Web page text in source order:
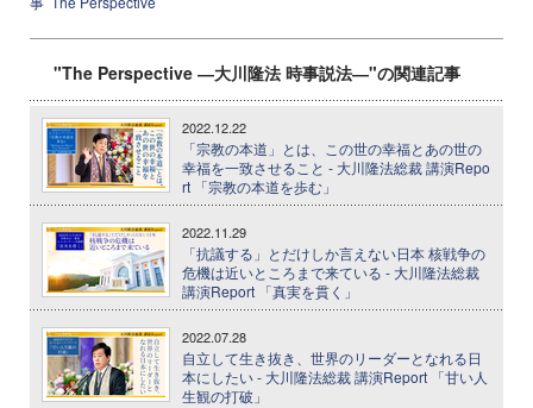
"The Perspective ―大川隆法 時事説法―"の関連記事
2022.12.22
「宗教の本道」とは、この世の幸福とあの世の
幸福を一致させること - 大川隆法総裁 講演Repo
rt 「宗教の本道を歩む」
2022.11.29
「抗議する」とだけしか言えない日本 核戦争の
危機は近いところまで来ている - 大川隆法総裁
講演Report 「真実を貫く」
2022.07.28
自立して生き抜き、世界のリーダーとなれる日
本にしたい - 大川隆法総裁 講演Report 「甘い人
生観の打破」